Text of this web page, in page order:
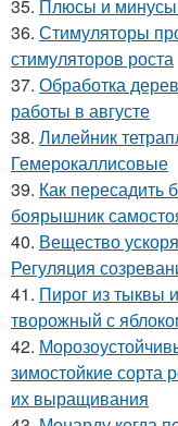
35. Плюсы и минусы
36. Стимуляторы
стимуляторов роста
37. Обработка
работы в августе
38. Лилейник
Гемерокаллисовые
39. Как пересадить
боярышник
40. Вещество
Регуляция
41. Пирог из тыквы
творожный с
42.
зимостойкие сорта
их выращивания